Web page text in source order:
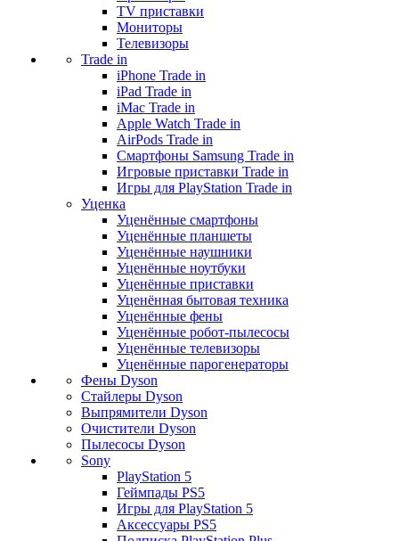
TV приставки
Мониторы
Телевизоры
Trade in
iPhone Trade in
iPad Trade in
iMac Trade in
Apple Watch Trade in
AirPods Trade in
Смартфоны Samsung Trade in
Игровые приставки Trade in
Игры для PlayStation Trade in
Уценка
Уценённые смартфоны
Уценённые планшеты
Уценённые наушники
Уценённые ноутбуки
Уценённые приставки
Уценённая бытовая техника
Уценённые фены
Уценённые робот-пылесосы
Уценённые телевизоры
Уценённые парогенераторы
Фены Dyson
Стайлеры Dyson
Выпрямители Dyson
Очистители Dyson
Пылесосы Dyson
Sony
PlayStation 5
Геймпады PS5
Игры для PlayStation 5
Аксессуары PS5